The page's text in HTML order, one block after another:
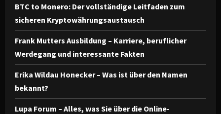
BTC to Monero: Der vollständige Leitfaden zum
sicheren Kryptowährungsaustausch
Frank Mutters Ausbildung – Karriere, beruflicher
Werdegang und interessante Fakten
Erika Wildau Honecker – Was ist über den Namen
bekannt?
Lupa Forum – Alles, was Sie über die Online-